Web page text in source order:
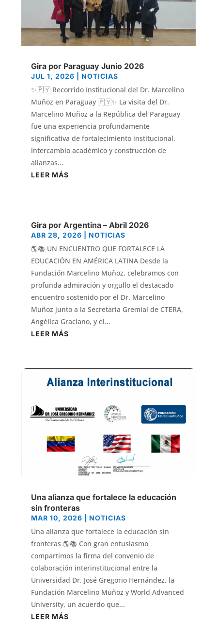
Gira por Paraguay Junio 2026
JUL 1, 2026 NOTICIAS
✨🇵🇾 Recorrido Institucional del Dr. Marcelino
Muñoz en Paraguay 🇵🇾✨ La visita del Dr.
Marcelino Muñoz a la República del Paraguay
fue una experiencia profundamente
significativa de fortalecimiento institucional,
intercambio académico y construcción de
alianzas...
LEER MÁS
Gira por Argentina – Abril 2026
ABR 28, 2026 NOTICIAS
🌎📚 UN ENCUENTRO QUE FORTALECE LA
EDUCACIÓN EN AMÉRICA LATINA Desde la
Fundación Marcelino Muñoz, celebramos con
profunda admiración y orgullo el destacado
encuentro sostenido por el Dr. Marcelino
Muñoz junto a la Secretaria Gremial de CTERA,
Angélica Graciano, y el...
LEER MÁS
Una alianza que fortalece la educación
sin fronteras
MAR 10, 2026 NOTICIAS
Una alianza que fortalece la educación sin
fronteras 🌎📚 Con gran entusiasmo
compartimos la firma del convenio de
colaboración interinstitucional entre la
Universidad Dr. José Gregorio Hernández, la
Fundación Marcelino Muñoz y World Advanced
University, un acuerdo que...
LEER MÁS